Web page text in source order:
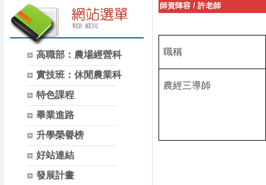
高職部：農場經營科
實技班：休閒農業科
特色課程
畢業進路
升學榮譽榜
好站連結
發展計畫
師資陣容 / 許老師
職稱
農經三導師